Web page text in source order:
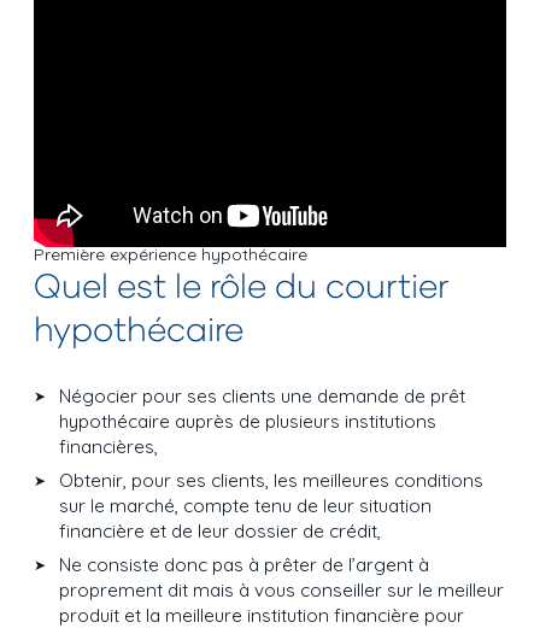
Première expérience hypothécaire
Quel est le rôle du courtier
hypothécaire
Négocier pour ses clients une demande de prêt
hypothécaire auprès de plusieurs institutions
financières,
Obtenir, pour ses clients, les meilleures conditions
sur le marché, compte tenu de leur situation
financière et de leur dossier de crédit,
Ne consiste donc pas à prêter de l’argent à
proprement dit mais à vous conseiller sur le meilleur
produit et la meilleure institution financière pour